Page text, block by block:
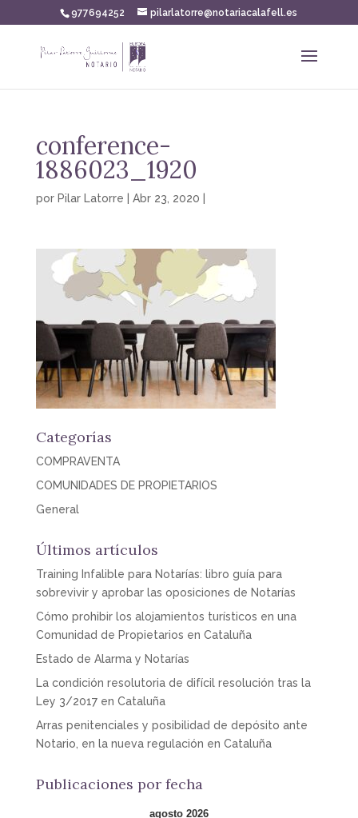
977694252 pilarlatorre@notariacalafell.es
conference-
1886023_1920
por Pilar Latorre Abr 23, 2020
Categorías
COMPRAVENTA
COMUNIDADES DE PROPIETARIOS
General
Últimos artículos
Training Infalible para Notarías: libro guía para
sobrevivir y aprobar las oposiciones de Notarías
Cómo prohibir los alojamientos turísticos en una
Comunidad de Propietarios en Cataluña
Estado de Alarma y Notarías
La condición resolutoria de difícil resolución tras la
Ley 3/2017 en Cataluña
Arras penitenciales y posibilidad de depósito ante
Notario, en la nueva regulación en Cataluña
Publicaciones por fecha
agosto 2026